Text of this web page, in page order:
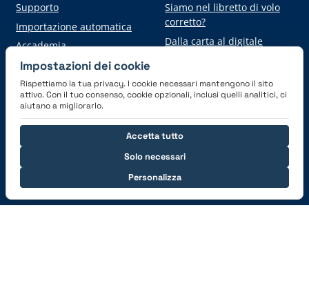
Supporto
Importazione automatica
Accademia
Siamo nel libretto di volo
corretto?
Dalla carta al digitale
Scarica l'applicazione
Connettiti con noi
Impostazioni dei cookie
Rispettiamo la tua privacy. I cookie necessari mantengono il sito
attivo. Con il tuo consenso, cookie opzionali, inclusi quelli analitici, ci
aiutano a migliorarlo.
Solo necessari
Personalizza
Accetta tutto